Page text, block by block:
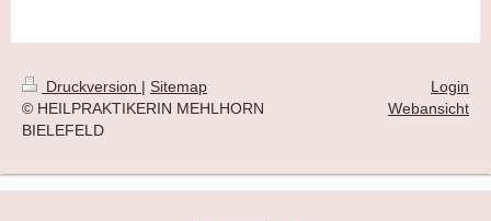
Druckversion | Sitemap
© HEILPRAKTIKERIN MEHLHORN
BIELEFELD
Login
Webansicht